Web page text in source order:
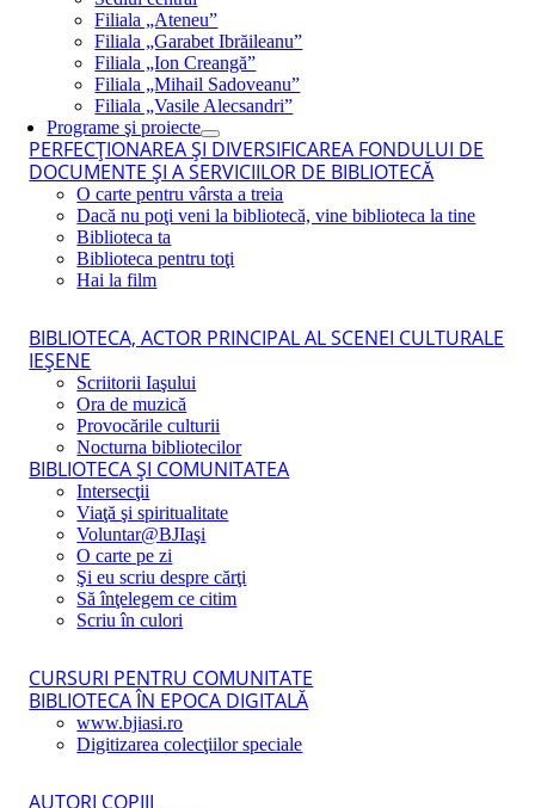
Filiala „Ateneu”
Filiala „Garabet Ibrăileanu”
Filiala „Ion Creangă”
Filiala „Mihail Sadoveanu”
Filiala „Vasile Alecsandri”
Programe şi proiecte
PERFECŢIONAREA ŞI DIVERSIFICAREA FONDULUI DE
DOCUMENTE ŞI A SERVICIILOR DE BIBLIOTECĂ
O carte pentru vârsta a treia
Dacă nu poţi veni la bibliotecă, vine biblioteca la tine
Biblioteca ta
Biblioteca pentru toţi
Hai la film
BIBLIOTECA, ACTOR PRINCIPAL AL SCENEI CULTURALE
IEŞENE
Scriitorii Iaşului
Ora de muzică
Provocările culturii
Nocturna bibliotecilor
BIBLIOTECA ŞI COMUNITATEA
Intersecţii
Viaţă şi spiritualitate
Voluntar@BJIaşi
O carte pe zi
Şi eu scriu despre cărţi
Să înţelegem ce citim
Scriu în culori
CURSURI PENTRU COMUNITATE
BIBLIOTECA ÎN EPOCA DIGITALĂ
www.bjiasi.ro
Digitizarea colecţiilor speciale
AUTORI COPIII